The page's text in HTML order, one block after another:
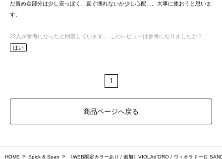
だ留め金部分は少し安っぽく、直ぐ壊れないか少し心配…。大事に使おうと思いま
す。
22 人が参考になったと回答しています。
このレビューは参考になりましたか？
はい
1
商品ページへ戻る
HOME Spick & Span 《WEB限定カラーあり / 追加》VIOLAd’ORO / ヴィオラドーロ